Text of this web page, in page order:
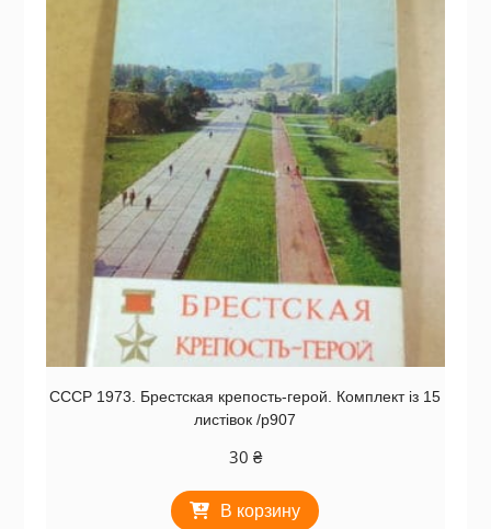
СССР 1973. Брестская крепость-герой. Комплект із 15
листівок /р907
30 ₴
В корзину